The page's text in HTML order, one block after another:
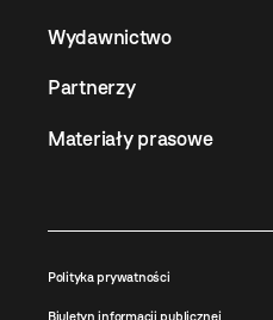
Wydawnictwo
Partnerzy
Materiały prasowe
Polityka prywatności